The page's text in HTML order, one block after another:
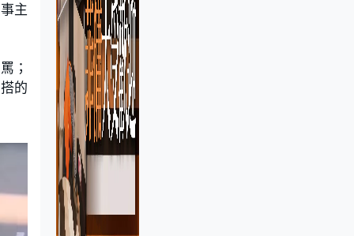
主
；
的